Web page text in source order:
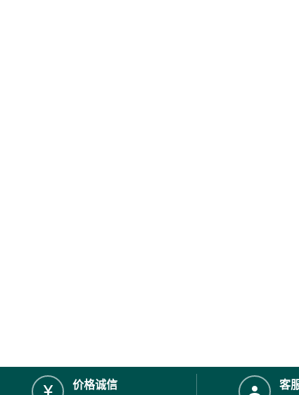
价格诚信 客